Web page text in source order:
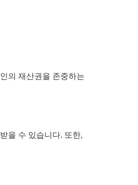
의 재산권을 존중하는
을 수 있습니다. 또한,